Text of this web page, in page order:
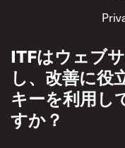
ITFはウェブ
し、改善に役
キーを利用し
すか？